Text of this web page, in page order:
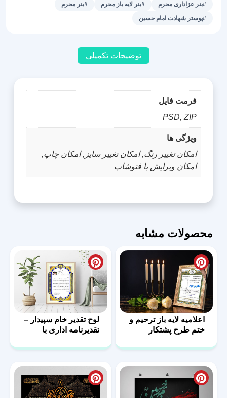
پشت
منبر
#بنر عزاداری محرم
#بنر لایه باز محرم
#بنر محرم
#پوستر شهادت امام حسین
توضیحات تکمیلی
فرمت فایل
PSD, ZIP
ویژگی ها
امکان تغییر رنگ, امکان تغییر سایز, امکان چاپ,
امکان ویرایش با فتوشاپ
محصولات مشابه
اعلامیه لایه باز ترحیم و
ختم طرح پشتکار
لوح تقدیر خام سپیدار –
تقدیرنامه اداری با